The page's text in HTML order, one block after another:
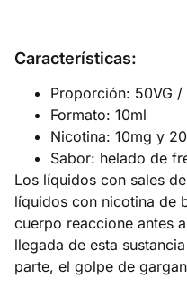
Características:
Proporción: 50VG /
Formato: 10ml
Nicotina: 10mg y
Sabor: helado de
Los líquidos con sales
líquidos con nicotina de
cuerpo reaccione antes
llegada de esta
parte, el golpe de